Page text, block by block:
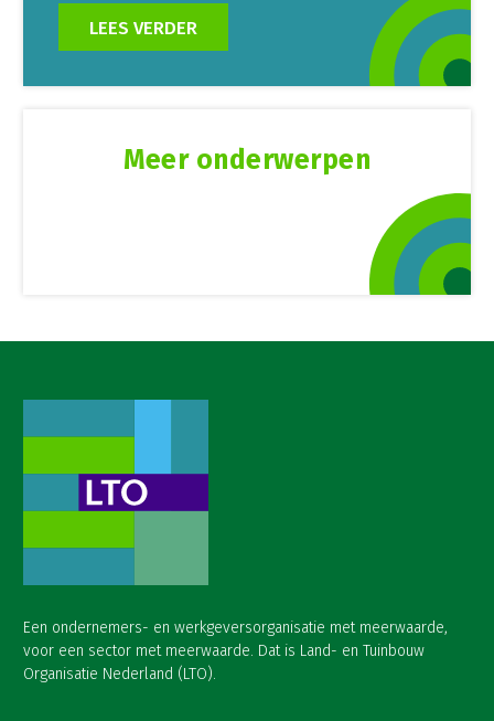
LEES VERDER
Meer onderwerpen
Een ondernemers- en werkgeversorganisatie met meerwaarde,
voor een sector met meerwaarde. Dat is Land- en Tuinbouw
Organisatie Nederland (LTO).